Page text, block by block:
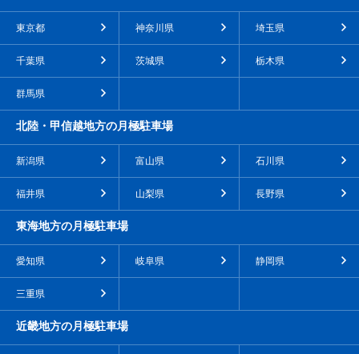
東京都 神奈川県 埼玉県
千葉県 茨城県 栃木県
群馬県
北陸・甲信越地方の月極駐車場
新潟県 富山県 石川県
福井県 山梨県 長野県
東海地方の月極駐車場
愛知県 岐阜県 静岡県
三重県
近畿地方の月極駐車場